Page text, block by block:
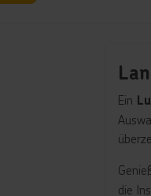
Ein
die